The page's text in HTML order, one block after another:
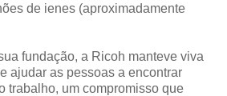
de ienes (aproximadamente
fundação, a Ricoh manteve viva
ajudar as pessoas a encontrar
trabalho, um compromisso que